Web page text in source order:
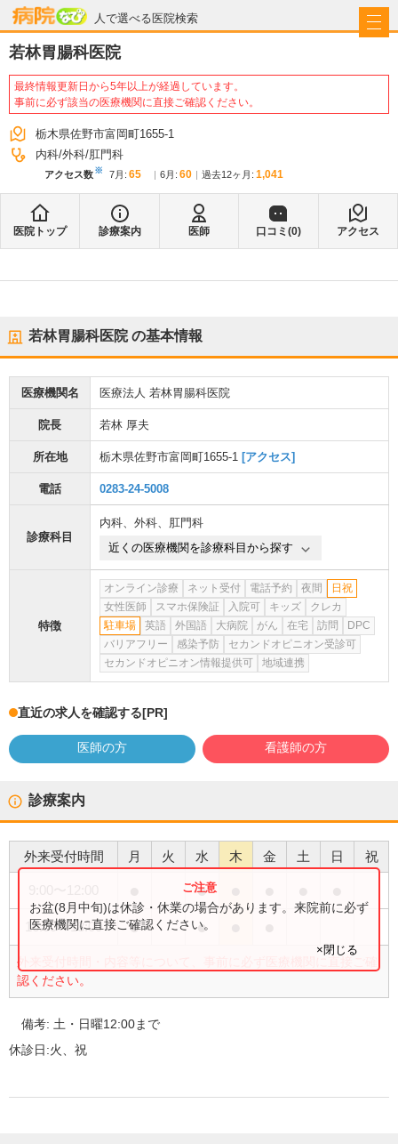
人で選べる医院検索
病院なび
若林胃腸科医院
最終情報更新日から5年以上が経過しています。
事前に必ず該当の医療機関に直接ご確認ください。
栃木県佐野市富岡町1655-1
内科 外科 肛門科
アクセス数※ 7月 : 65 6月 : 60 過去12ヶ月: 1,041
医院トップ 診療案内 医師 口コミ(0) アクセス
若林胃腸科医院の基本情報
医療機関名 医療法人 若林胃腸科医院
院長 若林 厚夫
所在地 栃木県佐野市富岡町1655-1 [アクセス]
電話 0283-24-5008
診療科目
内科、 外科、 肛門科
近くの医療機関を診療科目から探す
特徴
オンライン診療 ネット受付 電話予約 夜間
日祝
女性医師
スマホ保険証 入院可 キッズ
クレカ
駐車場
英語 外国語 大病院 がん 在宅 訪問
DPC
バリアフリー
感染予防
セカンドオピニオン受診可
セカンドオピニオン情報提供可
地域連携
直近の求人を確認する[PR]
医師の方 看護師の方
診療案内
外来受付時間 月 火 水 木 金 土 日 祝
●
16:00〜18:00 ● ●
外来受付時間・内容等について、事前に必ず医療機関に直接ご確
認ください。
お盆(8月中旬)は休診・休業の場合があります。来院前に必ず
医療機関に直接ご確認ください。
×閉じる
備考: 土・日曜12:00まで
休診日:火、祝